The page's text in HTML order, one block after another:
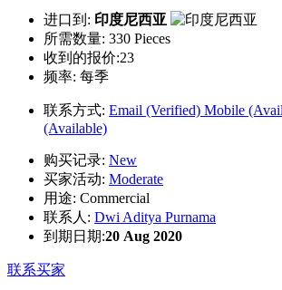
进口到: 印度尼西亚
所需数量: 330 Pieces
收到的报价:23
频率: 每季
联系方式: Email (Verified) Mobile
(Available)
购买记录: New
买家活动: Moderate
用途: Commercial
联系人: Dwi Aditya Purnama
到期日期:20 Aug 2020
联系买家